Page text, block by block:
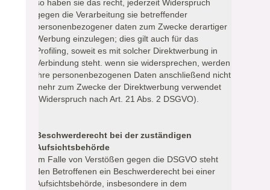
so haben sie das recht, jederzeit Widerspruch
gegen die Verarbeitung sie betreffender
personenbezogener daten zum Zwecke derartiger
Werbung einzulegen; dies gilt auch für das
Profiling, soweit es mit solcher Direktwerbung in
Verbindung steht. wenn sie widersprechen, werden
ihre personenbezogenen Daten anschließend nicht
mehr zum Zwecke der Direktwerbung verwendet
(Widerspruch nach Art. 21 Abs. 2 DSGVO).
Beschwerderecht bei der zuständigen
Aufsichtsbehörde
Im Falle von Verstößen gegen die DSGVO steht
den Betroffenen ein Beschwerderecht bei einer
Aufsichtsbehörde, insbesondere in dem